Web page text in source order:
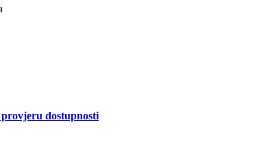
dostupnosti